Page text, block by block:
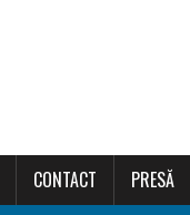
CONTACT PRESĂ